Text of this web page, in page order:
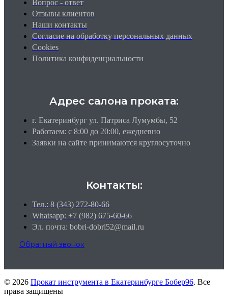
Вопрос - ответ
Отзывы клиентов
Наши контакты
Согласие на обработку персональных данных
Cookies
Политика конфиденциальности
Адрес салона проката:
г. Екатеринбург ул. Патриса Лумумбы, 52
Работаем: c 8:00 до 20:00, ежедневно
Заявки на сайте принимаются круглосуточно
Контакты:
Тел.: 8 (343) 272-80-66
Whatsapp: +7 (982) 675-60-66
Эл. почта: bobri-dobri52@mail.ru
Обратный звонок
© 2026 Прокат инструмента в Екатеринбурге Бобер96. Все
права защищены